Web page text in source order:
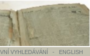
ENGLISH